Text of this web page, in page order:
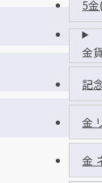
5
金
記
金
金